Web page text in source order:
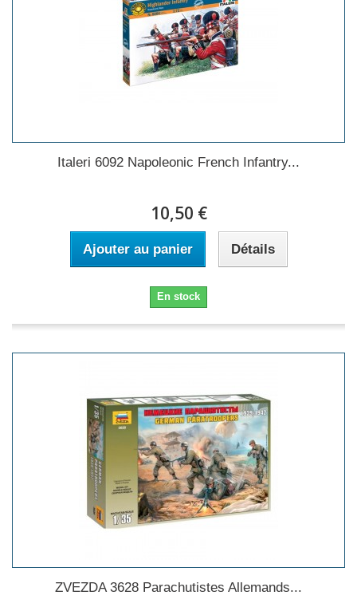
Italeri 6092 Napoleonic French Infantry...
10,50 €
Ajouter au panier Détails
En stock
ZVEZDA 3628 Parachutistes Allemands...